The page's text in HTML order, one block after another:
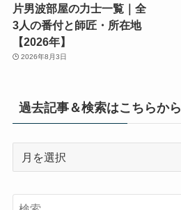
片男波部屋の力士一覧｜全
3人の番付と師匠・所在地
【2026年】
2026年8月3日
過去記事＆検索はこちらから
事